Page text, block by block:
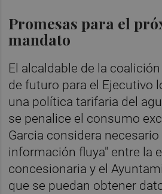
Promesas para el
mandato
El alcaldable de la
de futuro para el Ejecutivo
una política tarifaria del
se penalice el consumo
Garcia considera necesario
información fluya" entre la
concesionaria y el
que se puedan obtener